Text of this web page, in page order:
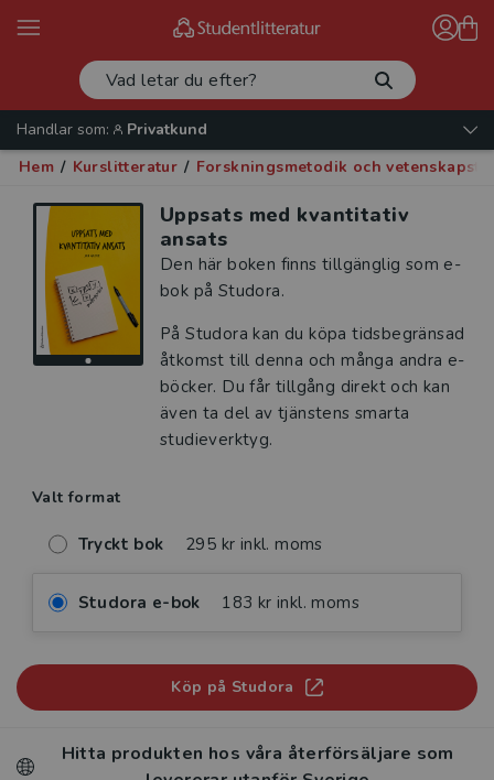
Handlar som:
Privatkund
Hem / Kurslitteratur / Forskningsmetodik och
Uppsats med kvantitativ
ansats
Den här boken finns tillgänglig som e-
bok på Studora.
På Studora kan du köpa tidsbegränsad
åtkomst till denna och många andra e-
böcker. Du får tillgång direkt och kan
även ta del av tjänstens smarta
studieverktyg.
Valt format
Tryckt bok 295 kr inkl. moms
Studora e-bok 183 kr inkl. moms
Köp på Studora
Hitta produkten hos våra återförsäljare som